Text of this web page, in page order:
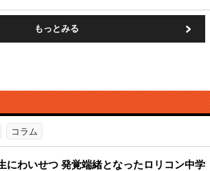
もっとみる
コラム
にわいせつ 発覚端緒となったロリコン中学